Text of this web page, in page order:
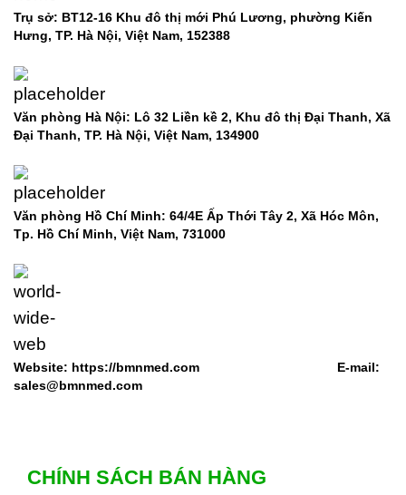
Trụ sở: BT12-16 Khu đô thị mới Phú Lương, phường Kiến
Hưng, TP. Hà Nội, Việt Nam, 152388
Văn phòng Hà Nội: Lô 32 Liền kề 2, Khu đô thị Đại Thanh, Xã
Đại Thanh, TP. Hà Nội, Việt Nam, 134900
Văn phòng Hồ Chí Minh: 64/4E Ấp Thới Tây 2, Xã Hóc Môn,
Tp. Hồ Chí Minh, Việt Nam, 731000
Website: https://bmnmed.com E-mail:
sales@bmnmed.com
CHÍNH SÁCH BÁN HÀNG